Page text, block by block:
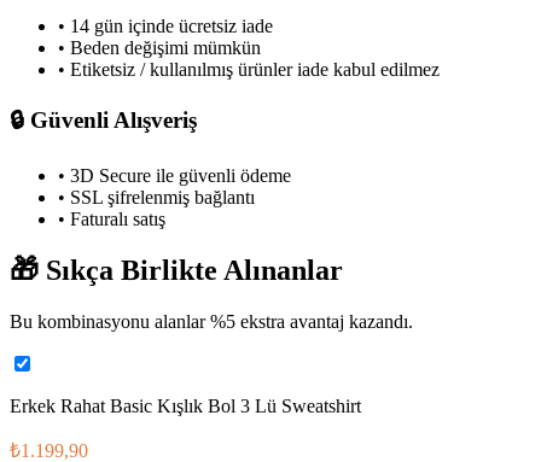
• 14 gün içinde ücretsiz iade
• Beden değişimi mümkün
• Etiketsiz / kullanılmış ürünler iade kabul edilmez
🔒 Güvenli Alışveriş
• 3D Secure ile güvenli ödeme
• SSL şifrelenmiş bağlantı
• Faturalı satış
🎁 Sıkça Birlikte Alınanlar
Bu kombinasyonu alanlar %5 ekstra avantaj kazandı.
Erkek Rahat Basic Kışlık Bol 3 Lü Sweatshirt
₺1.199,90